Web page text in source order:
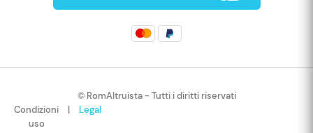
© RomAltruista - Tutti i diritti riservati
Condizioni
uso
| Legal